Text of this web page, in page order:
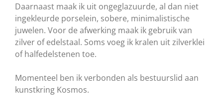
Daarnaast maak ik uit ongeglazuurde, al dan niet
ingekleurde porselein, sobere, minimalistische
juwelen. Voor de afwerking maak ik gebruik van
zilver of edelstaal. Soms voeg ik kralen uit zilverklei
of halfedelstenen toe.
Momenteel ben ik verbonden als bestuurslid aan
kunstkring Kosmos.​